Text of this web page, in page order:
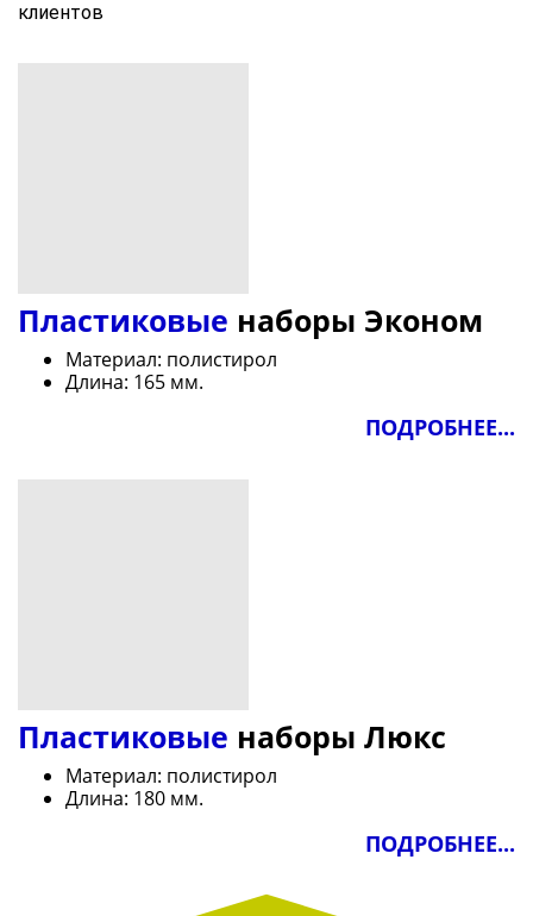
клиентов
Пластиковые наборы Эконом
Материал: полистирол
Длина: 165 мм.
ПОДРОБНЕЕ...
Пластиковые наборы Люкс
Материал: полистирол
Длина: 180 мм.
ПОДРОБНЕЕ...